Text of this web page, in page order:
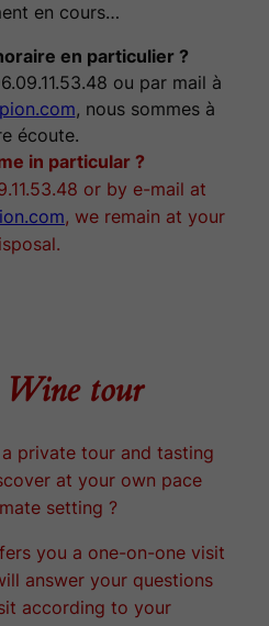
en cours…
en particulier ?
ou par mail à
, nous sommes à
écoute.
in particular ?
or by e-mail at
, we remain at your
tour
private tour and tasting
at your own pace
setting ?
you a one-on-one visit
answer your questions
according to your